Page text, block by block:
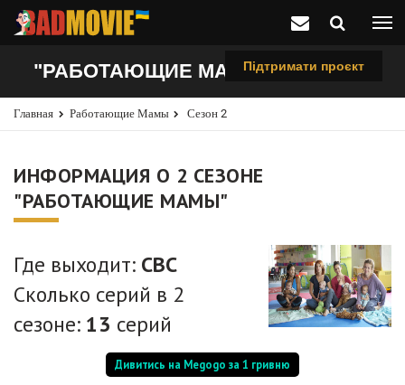
Підтримати проєкт
"РАБОТАЮЩИЕ МАМЫ", 2 СЕЗОН
Главная Работающие Мамы Сезон 2
ИНФОРМАЦИЯ О 2 СЕЗОНЕ
"РАБОТАЮЩИЕ МАМЫ"
Где выходит: CBC
Сколько серий в 2
сезоне: 13 серий
Дивитись на Megogo за 1 гривню